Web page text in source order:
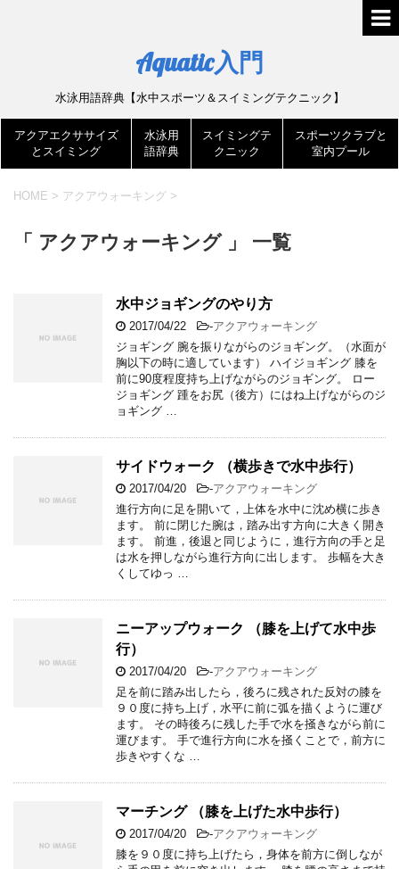
Aquatic入門
水泳用語辞典【水中スポーツ＆スイミングテクニック】
アクアエクササイズ
とスイミング
水泳用
語辞典
スイミングテ
クニック
スポーツクラブと
室内プール
HOME > アクアウォーキング >
「 アクアウォーキング 」 一覧
水中ジョギングのやり方
2017/04/22 -アクアウォーキング
ジョギング 腕を振りながらのジョギング。（水面が
胸以下の時に適しています） ハイジョギング 膝を
前に90度程度持ち上げながらのジョギング。 ロー
ジョギング 踵をお尻（後方）にはね上げながらのジ
ョギング …
サイドウォーク （横歩きで水中歩行）
2017/04/20 -アクアウォーキング
進行方向に足を開いて，上体を水中に沈め横に歩き
ます。 前に閉じた腕は，踏み出す方向に大きく開き
ます。 前進，後退と同じように，進行方向の手と足
は水を押しながら進行方向に出します。 歩幅を大き
くしてゆっ …
ニーアップウォーク （膝を上げて水中歩
行）
2017/04/20 -アクアウォーキング
足を前に踏み出したら，後ろに残された反対の膝を
９０度に持ち上げ，水平に前に弧を描くように運び
ます。 その時後ろに残した手で水を掻きながら前に
運びます。 手で進行方向に水を掻くことで，前方に
歩きやすくな …
マーチング （膝を上げた水中歩行）
2017/04/20 -アクアウォーキング
膝を９０度に持ち上げたら，身体を前方に倒しなが